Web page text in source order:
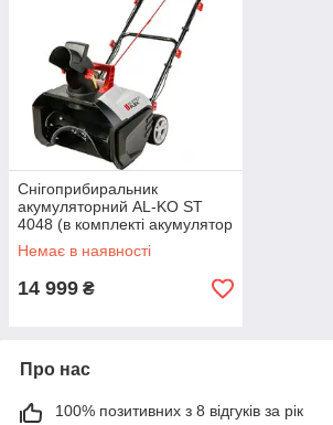
Снігоприбиральник
акумуляторний AL-KO ST
4048 (в комплекті акумулятор
та зарядний пристрій)
Немає в наявності
14 999 ₴
Про нас
100% позитивних з 8 відгуків за рік